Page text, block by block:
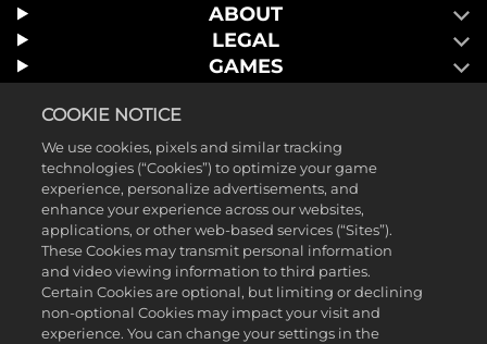
ABOUT
LEGAL
GAMES
©2025 Take-Two Interactive Software, Inc. Published by 2K Games.
COOKIE NOTICE
We use cookies, pixels and similar tracking
technologies (“Cookies”) to optimize your game
experience, personalize advertisements, and
enhance your experience across our websites,
applications, or other web-based services (“Sites”).
These Cookies may transmit personal information
and video viewing information to third parties.
Certain Cookies are optional, but limiting or declining
non-optional Cookies may impact your visit and
experience. You can change your settings in the